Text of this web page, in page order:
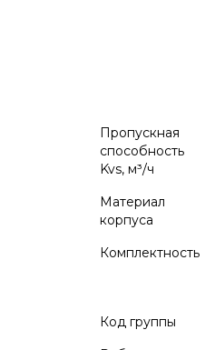
Пропускная
способность
Kvs, м³/ч
Материал
корпуса
Комплектность
Код группы